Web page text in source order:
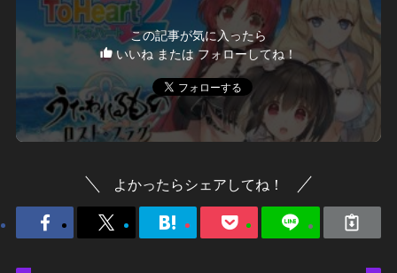
この記事が気に入ったら
いいね または フォローしてね！
よかったらシェアしてね！